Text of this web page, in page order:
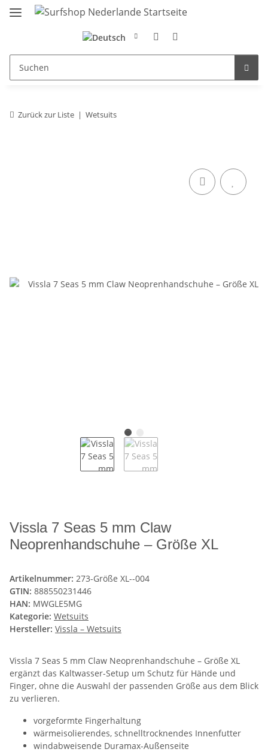
Zurück zur Liste Wetsuits
Vissla 7 Seas 5 mm Claw
Neoprenhandschuhe – Größe XL
Artikelnummer: 273-Größe XL--004
GTIN: 888550231446
HAN: MWGLE5MG
Kategorie: Wetsuits
Hersteller: Vissla – Wetsuits
Vissla 7 Seas 5 mm Claw Neoprenhandschuhe – Größe XL
ergänzt das Kaltwasser-Setup um Schutz für Hände und
Finger, ohne die Auswahl der passenden Größe aus dem Blick
zu verlieren.
vorgeformte Fingerhaltung
wärmeisolierendes, schnelltrocknendes Innenfutter
windabweisende Duramax-Außenseite